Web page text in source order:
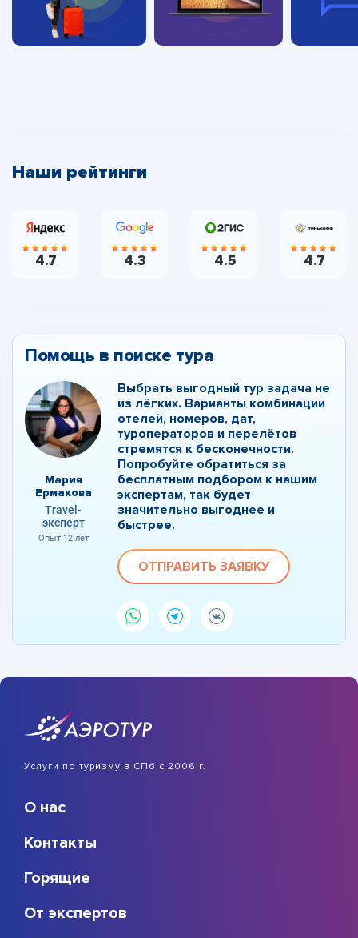
Наши рейтинги
4.7 4.3 4.5 4.7
Помощь в поиске тура
Мария
Ермакова
Travel-
эксперт
Опыт 12 лет
Выбрать выгодный тур задача не
из лёгких. Варианты комбинации
отелей, номеров, дат,
туроператоров и перелётов
стремятся к бесконечности.
Попробуйте обратиться за
бесплатным подбором к нашим
экспертам, так будет
значительно выгоднее и
быстрее.
ОТПРАВИТЬ ЗАЯВКУ
Услуги по туризму в СПб с 2006 г.
О нас
Контакты
Горящие
От экспертов